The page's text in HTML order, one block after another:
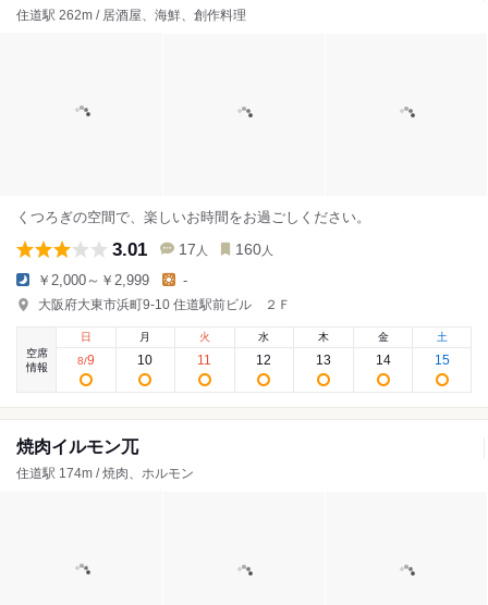
住道駅 262m / 居酒屋、海鮮、創作料理
くつろぎの空間で、楽しいお時間をお過ごしください。
3.01 17 人 160 人
￥2,000～￥2,999 -
大阪府大東市浜町9-10 住道駅前ビル ２Ｆ
空席
情報
日
8/9
月
10
火
11
水
12
木
13
金
14
土
15
焼肉イルモン兀
住道駅 174m / 焼肉、ホルモン